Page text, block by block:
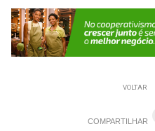
VOLTAR
COMPARTILHAR